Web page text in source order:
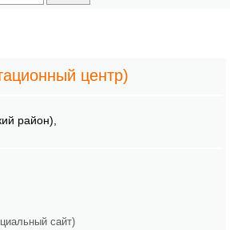
центр)
район)
сайт)